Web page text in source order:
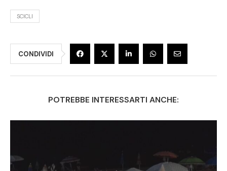
SCICLI
CONDIVIDI
POTREBBE INTERESSARTI ANCHE: